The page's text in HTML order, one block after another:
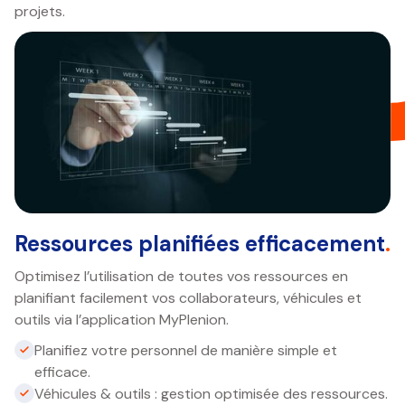
projets.
Ressources planifiées efficacement.
Optimisez l’utilisation de toutes vos ressources en
planifiant facilement vos collaborateurs, véhicules et
outils via l’application MyPlenion.
Planifiez votre personnel de manière simple et
efficace.
Véhicules & outils : gestion optimisée des ressources.